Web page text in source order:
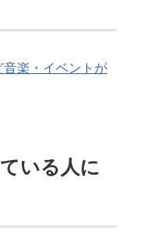
音楽・イベントが
いる人に